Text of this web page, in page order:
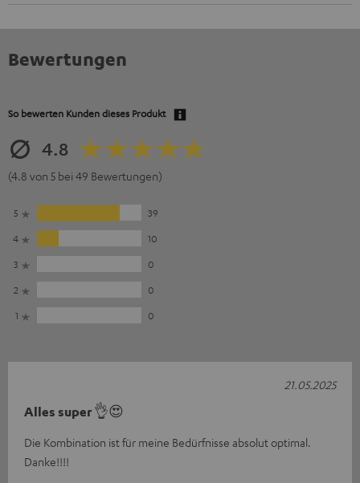
Bewertungen
So bewerten Kunden dieses Produkt
4.8
(4.8 von 5 bei 49 Bewertungen)
5
39
4
10
3
0
2
0
1
0
Alles super 👌😍
Die Kombination ist für meine Bedürfnisse absolut optimal.
Danke!!!!
21.05.2025